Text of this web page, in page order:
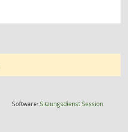
Software:SitzungsdienstSession(Wird in